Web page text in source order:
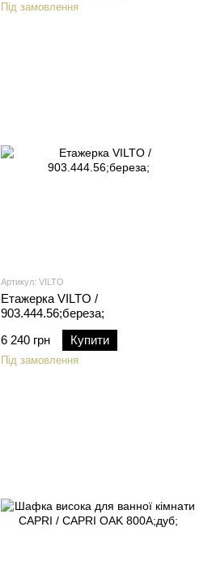
Під замовлення
Артикул: VILTO
Етажерка VILTO /
903.444.56;береза;
6 240 грн
Купити
Під замовлення